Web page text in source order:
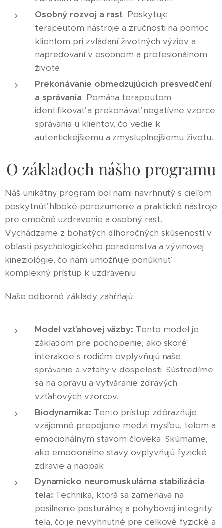
Osobný rozvoj a rast: Poskytuje
terapeutom nástroje a zručnosti na pomoc
klientom pri zvládaní životných výziev a
napredovaní v osobnom a profesionálnom
živote.
Prekonávanie obmedzujúcich presvedčení
a správania: Pomáha terapeutom
identifikovať a prekonávať negatívne vzorce
správania u klientov, čo vedie k
autentickejšiemu a zmysluplnejšiemu životu.
O základoch nášho programu
Náš unikátny program bol nami navrhnutý s cieľom
poskytnúť hlboké porozumenie a praktické nástroje
pre emočné uzdravenie a osobný rast.
Vychádzame z bohatých dlhoročných skúseností v
oblasti psychologického poradenstva a vývinovej
kineziológie, čo nám umožňuje ponúknuť
komplexný prístup k uzdraveniu.
Naše odborné základy zahŕňajú:
Model vzťahovej väzby: Tento model je
základom pre pochopenie, ako skoré
interakcie s rodičmi ovplyvňujú naše
správanie a vzťahy v dospelosti. Sústredíme
sa na opravu a vytváranie zdravých
vzťahových vzorcov.
Biodynamika: Tento prístup zdôrazňuje
vzájomné prepojenie medzi mysľou, telom a
emocionálnym stavom človeka. Skúmame,
ako emocionálne stavy ovplyvňujú fyzické
zdravie a naopak.
Dynamicko neuromuskulárna stabilizácia
tela: Technika, ktorá sa zameriava na
posilnenie posturálnej a pohybovej integrity
tela, čo je nevyhnutné pre celkové fyzické a